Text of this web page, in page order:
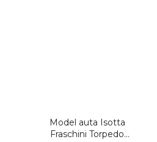
Model auta Isotta
Fraschini Torpedo